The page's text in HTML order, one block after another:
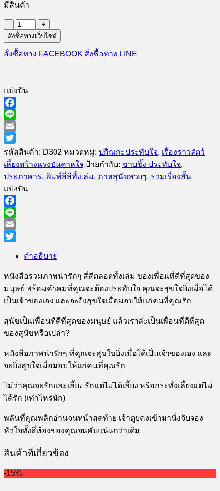
มีสินค้า
จำนวน
เพื่อน
ที่
ของ
มนุษย์
Man's
Best
สั่งซื้อทางเว็บไซต์
สั่งซื้อทาง FACEBOOK สั่งซื้อทาง LINE
แบ่งปัน
Facebook
Line
Email
Twitter
รหัสสินค้า: D302 หมวดหมู่: ปกิณกะประทับใจ, เรื่องราวสัตว์
เลี้ยงสร้างแรงบันดาลใจ ป้ายกำกับ: ซาบซึ้ง ประทับใจ,
ประภาคาร, พิมพ์สี่สีทั้งเล่ม, ภาพสุนัขสวยๆ, รวมเรื่องสั้น
แบ่งปัน
Facebook
Line
Email
คำอธิบาย
หนังสือรวมภาพน่ารักๆ สี่สีตลอดทั้งเล่ม ของเพื่อนที่ดีที่สุดของ
มนุษย์ พร้อมคำคมที่คุณจะต้องประทับใจ คุณจะสุขใจยิ่งเมื่อได้
เป็นเจ้าของเอง และจะยิ่งสุขใจเมื่อมอบให้แก่คนที่คุณรัก
สุนัขเป็นเพื่อนที่ดีที่สุดของมนุษย์ แล้วเราล่ะเป็นเพื่อนที่ดีที่สุด
ของสุนัขหรือเปล่า?
หนังสือภาพน่ารักๆ ที่คุณจะสุขใขยิ่งเมื่อได้เป็นเจ้าของเอง และ
จะยิ่งสุขใจเมื่อมอบให้แก่คนที่คุณรัก
ไม่ว่าคุณจะรักและเลี้ยง รักแต่ไม่ได้เลี้ยง หรือกระทั่งเลี้ยงแต่ไม่
ได้รัก (เท่าไหร่นัก)
พลันที่คุณพลิกอ่านจนหน้าสุดท้าย เจ้าตูบคงเข้ามานั่งจับจอง
หัวใจทั้งสี่ห้องของคุณจนคับแน่นกว่าเดิม
สินค้าที่เกี่ยวข้อง
-15%